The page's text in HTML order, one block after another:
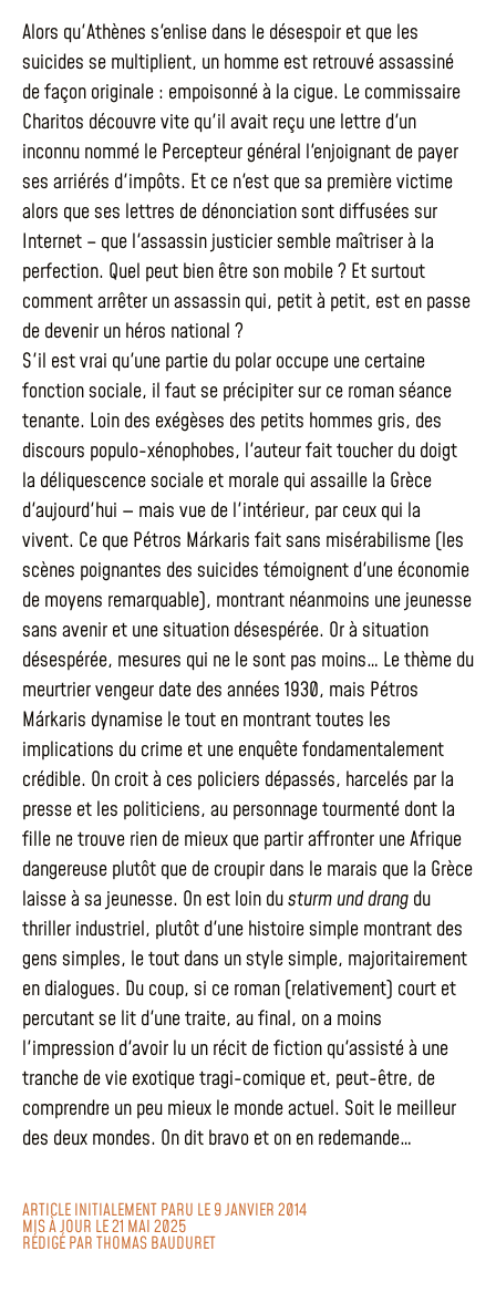
Alors qu'Athènes s'enlise dans le désespoir et que les
suicides se multiplient, un homme est retrouvé assassiné
de façon originale : empoisonné à la cigue. Le commissaire
Charitos découvre vite qu'il avait reçu une lettre d'un
inconnu nommé le Percepteur général l'enjoignant de payer
ses arriérés d'impôts. Et ce n'est que sa première victime
alors que ses lettres de dénonciation sont diffusées sur
Internet – que l'assassin justicier semble maîtriser à la
perfection. Quel peut bien être son mobile ? Et surtout
comment arrêter un assassin qui, petit à petit, est en passe
de devenir un héros national ?
S'il est vrai qu'une partie du polar occupe une certaine
fonction sociale, il faut se précipiter sur ce roman séance
tenante. Loin des exégèses des petits hommes gris, des
discours populo-xénophobes, l'auteur fait toucher du doigt
la déliquescence sociale et morale qui assaille la Grèce
d'aujourd'hui — mais vue de l'intérieur, par ceux qui la
vivent. Ce que Pétros Márkaris fait sans misérabilisme (les
scènes poignantes des suicides témoignent d'une économie
de moyens remarquable), montrant néanmoins une jeunesse
sans avenir et une situation désespérée. Or à situation
désespérée, mesures qui ne le sont pas moins… Le thème du
meurtrier vengeur date des années 1930, mais Pétros
Márkaris dynamise le tout en montrant toutes les
implications du crime et une enquête fondamentalement
crédible. On croit à ces policiers dépassés, harcelés par la
presse et les politiciens, au personnage tourmenté dont la
fille ne trouve rien de mieux que partir affronter une Afrique
dangereuse plutôt que de croupir dans le marais que la Grèce
laisse à sa jeunesse. On est loin dusturm und drang du
thriller industriel, plutôt d'une histoire simple montrant des
gens simples, le tout dans un style simple, majoritairement
en dialogues. Du coup, si ce roman (relativement) court et
percutant se lit d'une traite, au final, on a moins
l'impression d'avoir lu un récit de fiction qu'assisté à une
tranche de vie exotique tragi-comique et, peut-être, de
comprendre un peu mieux le monde actuel. Soit le meilleur
des deux mondes. On dit bravo et on en redemande…
ARTICLE INITIALEMENT PARU LE 9 JANVIER 2014
MIS À JOUR LE 21 MAI 2025
RÉDIGÉ PARTHOMAS BAUDURET